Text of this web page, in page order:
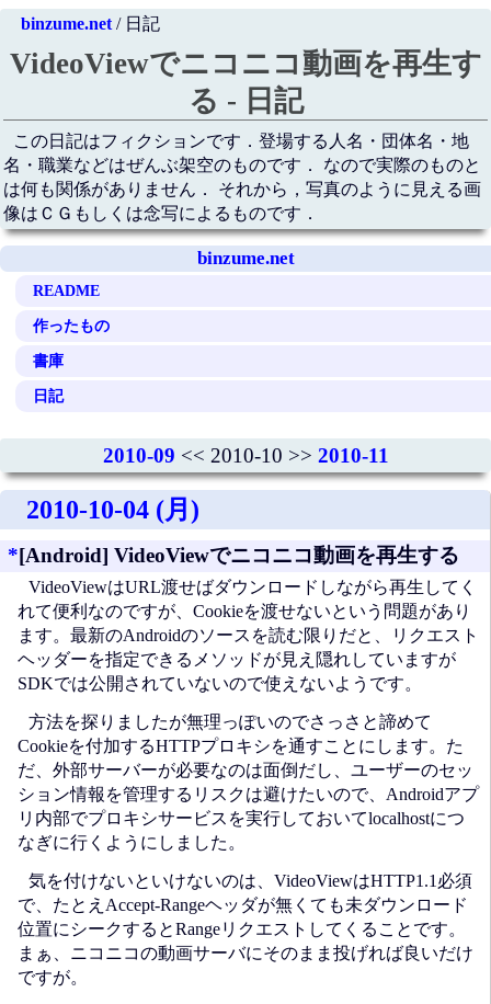
binzume.net/ 日記
VideoViewでニコニコ動画を再生す
る - 日記
この日記はフィクションです．登場する人名・団体名・地
名・職業などはぜんぶ架空のものです． なので実際のものと
は何も関係がありません． それから，写真のように見える画
像はＣＧもしくは念写によるものです．
binzume.net
README
作ったもの
書庫
日記
2010-09 << 2010-10 >> 2010-11
2010-10-04 (月)
*[Android] VideoViewでニコニコ動画を再生する
VideoViewはURL渡せばダウンロードしながら再生してく
れて便利なのですが、Cookieを渡せないという問題があり
ます。最新のAndroidのソースを読む限りだと、リクエスト
ヘッダーを指定できるメソッドが見え隠れしていますが
SDKでは公開されていないので使えないようです。
方法を探りましたが無理っぽいのでさっさと諦めて
Cookieを付加するHTTPプロキシを通すことにします。た
だ、外部サーバーが必要なのは面倒だし、ユーザーのセッ
ション情報を管理するリスクは避けたいので、Androidアプ
リ内部でプロキシサービスを実行しておいてlocalhostにつ
なぎに行くようにしました。
気を付けないといけないのは、VideoViewはHTTP1.1必須
で、たとえAccept-Rangeヘッダが無くても未ダウンロード
位置にシークするとRangeリクエストしてくることです。
まぁ、ニコニコの動画サーバにそのまま投げれば良いだけ
ですが。